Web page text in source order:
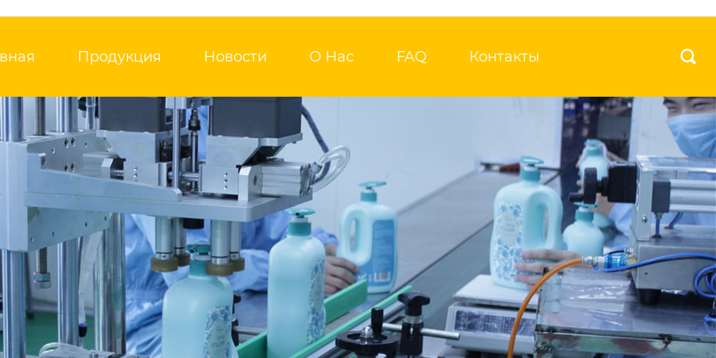
Продукция Новости О Нас FAQ Контакты 